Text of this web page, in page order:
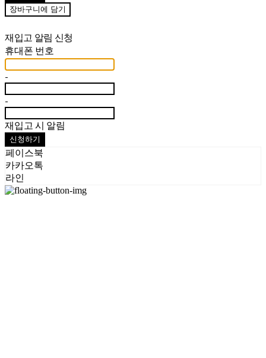
장바구니에 담기
재입고 알림 신청
휴대폰 번호
-
-
재입고 시 알림
신청하기
페이스북
카카오톡
라인